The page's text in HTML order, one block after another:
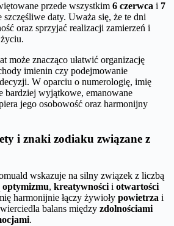
przede wszystkim 6 czerwca i 7
szczęśliwe daty. Uważa się, że te dni
oraz sprzyjać realizacji zamierzeń i
może znacząco ułatwić organizację
imienin czy podejmowanie
W oparciu o numerologię, imię
bardziej wyjątkowe, emanowane
jego osobowość oraz harmonijny
i znaki zodiaku związane z
wskazuje na silny związek z liczbą
optymizmu, kreatywnościi otwartości
harmonijnie łączy żywioły powietrza i
balans między zdolnościami
.